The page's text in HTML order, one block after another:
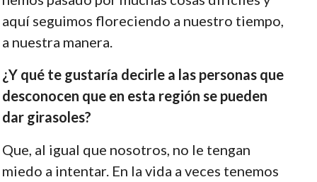
aquí seguimos floreciendo a nuestro tiempo,
a nuestra manera.
¿Y qué te gustaría decirle a las personas que
desconocen que en esta región se pueden
dar girasoles?
Que, al igual que nosotros, no le tengan
miedo a intentar. En la vida a veces tenemos